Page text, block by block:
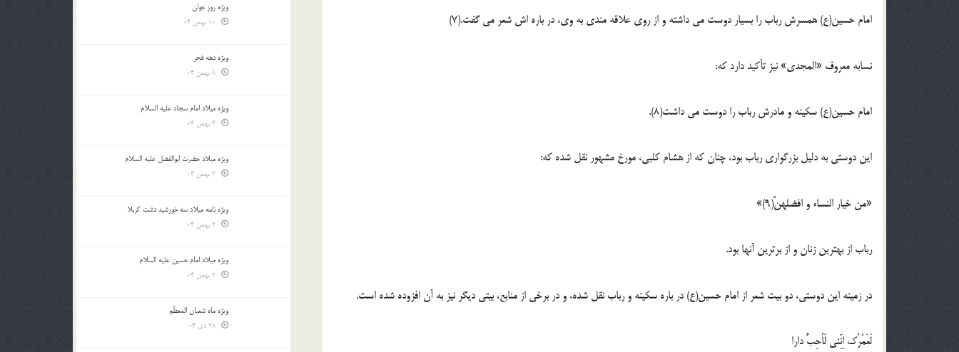
امام حسین(ع) همسرش رباب را بسیار دوست می داشته و از روی علاقه مندی به وی، در باره اش شعر می گفت.(7)
نسابه معروف «المجدی» نیز تأکید دارد که:
امام حسین(ع) سکینه و مادرش رباب را دوست می داشت(8).
این دوستی به دلیل بزرگواری رباب بود، چنان که از هشام کلبی، مورخ مشهور نقل شده که:
«من خیار النساء و افضلهنَّ(9)»
رباب از بهترین زنان و از برترین آنها بود.
در زمینه این دوستی، دو بیت شعر از امام حسین(ع) در باره سکینه و رباب نقل شده، و در برخی از منابع، بیتی دیگر نیز به آن افزوده شده است.
لَعَمْرُک اِنِّنی لَاُحِبُّ دارا
ویژه روز جوان
ویژه دهه فجر
ویژه میلاد امام سجاد علیه السلام
ویژه میلاد حضرت ابوالفضل علیه السلام
ویژه نامه میلاد سه خورشید دشت کربلا
ویژه میلاد امام حسین علیه السلام
ویژه ماه شعبان المعظّم